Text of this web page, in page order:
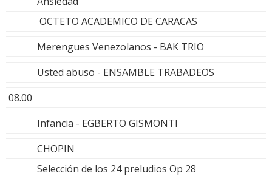
OCTETO ACADEMICO DE CARACAS
Merengues Venezolanos - BAK TRIO
Usted abuso - ENSAMBLE TRABADEOS
08.00
Infancia - EGBERTO GISMONTI
CHOPIN
Selección de los 24 preludios Op 28